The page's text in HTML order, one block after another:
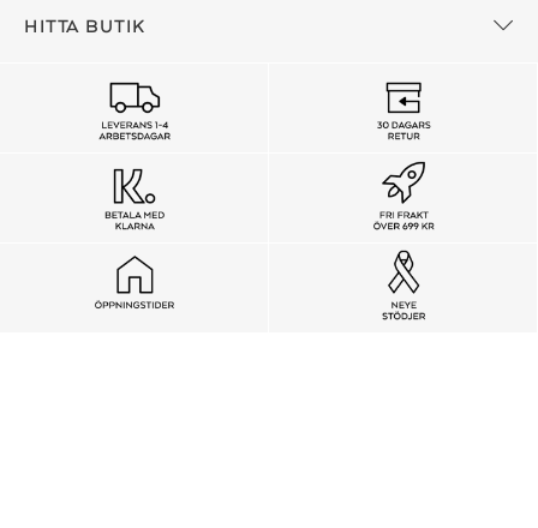
HITTA BUTIK